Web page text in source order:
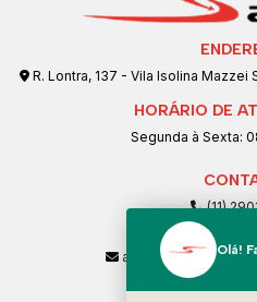
R. Lontra, 137 - Vila Isolina
HORÁRIO DE
Segunda à Sexta:
(11)
(11)
Olá!